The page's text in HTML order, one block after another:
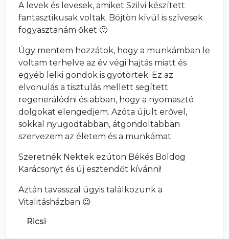
A levek és levesek, amiket Szilvi készített
fantasztikusak voltak. Böjtön kívül is szívesek
fogyasztanám őket 🙂
Úgy mentem hozzátok, hogy a munkámban le
voltam terhelve az év végi hajtás miatt és
egyéb lelki gondok is gyötörtek. Ez az
elvonulás a tisztulás mellett segített
regenerálódni és abban, hogy a nyomasztó
dolgokat elengedjem. Azóta újult erővel,
sokkal nyugodtabban, átgondoltabban
szervezem az életem és a munkámat.
Szeretnék Nektek ezúton Békés Boldog
Karácsonyt és új esztendőt kívánni!
Aztán tavasszal úgyis találkozunk a
Vitalitásházban 😉
Ricsi